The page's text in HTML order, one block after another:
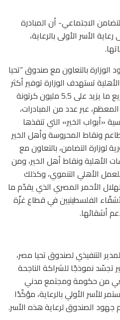
الاجتماعي- أن المبادرة
الأسر الأولى بالرعاية،
بالتعاون مع صندوق “تحيا
تستهدف الوزارة توفير أكثر
من 70 مليون وجبة ساخنة، توزيع ما يزيد على 5.5 مليون كرتونة
عبر عدد من المبادرات،
«أبواب الخير» التي تنفذها
ونقاط المحروسة وأهل الخير
لوزارة التضامن، بالتعاون مع
الأهلية ونقاط أهل الخير، ومن
الأهلي التنموي، وكذلك
الأحمر المصري الذي يقدّم ما
الفلسطينيين في قطاع غزّة
أشقائها.
التنفيذي لصندوق تحيا مصر،
تجسّد نموذجًا للشراكة الناجحة
من حكومة ومجتمع مدني
للأسر الأولي بالرعاية، مؤكّدًا
جهود الصندوق لرعاية هذه الأسر.